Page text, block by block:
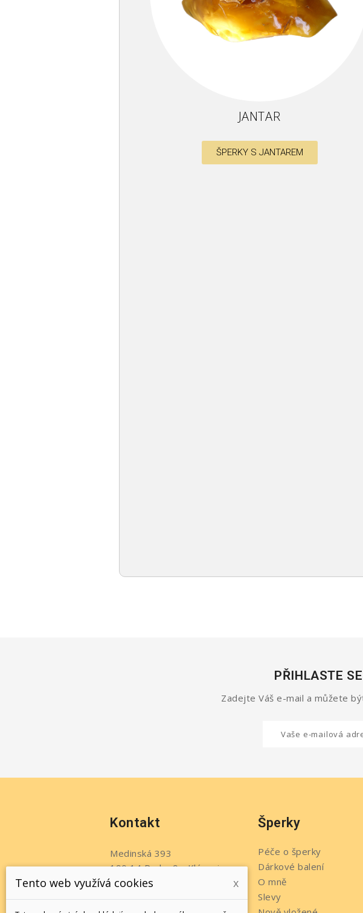
JANTAR
ŠPERKY S JANTAREM
PŘIHLASTE
Zadejte Váš e-mail a můžete
Kontakt
Medinská 393
190 14 Praha 9 - Klánovice
Česko
Telefon: +420 737 215 611
Šperky
Péče o šperky
Dárkové balení
O mně
Slevy
Tento web využívá cookies x